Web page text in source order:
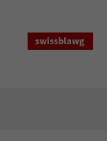
springen